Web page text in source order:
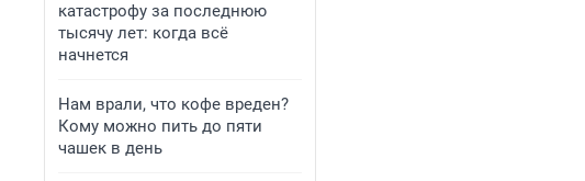
катастрофу за последнюю
тысячу лет: когда всё
начнется
Нам врали, что кофе вреден?
Кому можно пить до пяти
чашек в день